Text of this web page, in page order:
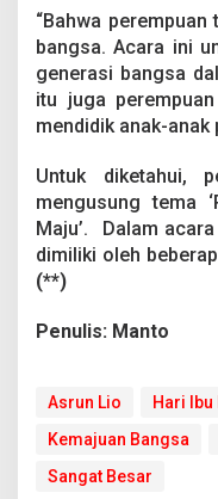
“Bahwa
bangsa. Acara ini
generasi bangsa
itu juga
mendidik anak-anak
Untuk diketahui,
mengusung tema
Maju’. Dalam
dimiliki oleh
(**)
Penulis: Manto
Asrun Lio Hari Ibu
Kemajuan Bangsa
Sangat Besar